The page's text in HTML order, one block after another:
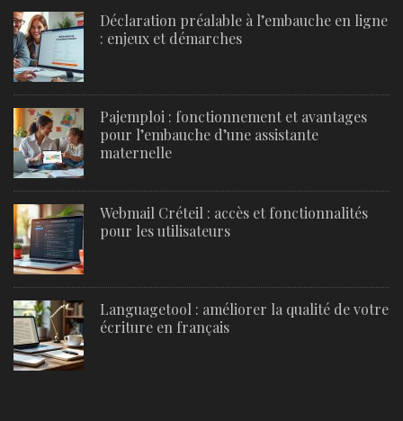
Déclaration préalable à l’embauche en ligne
: enjeux et démarches
Pajemploi : fonctionnement et avantages
pour l’embauche d’une assistante
maternelle
Webmail Créteil : accès et fonctionnalités
pour les utilisateurs
Languagetool : améliorer la qualité de votre
écriture en français